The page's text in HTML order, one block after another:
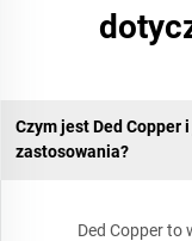
Czym jest Ded Copper
zastosowania?
Ded Copper to